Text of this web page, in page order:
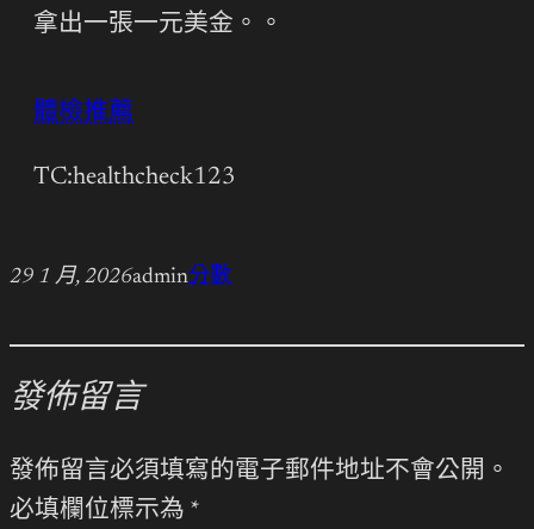
拿出一張一元美金。。
體檢推薦
TC:healthcheck123
29 1 月, 2026admin分數
發佈留言
發佈留言必須填寫的電子郵件地址不會公開。
必填欄位標示為 *